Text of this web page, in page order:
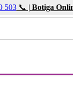
503📞 | Botiga